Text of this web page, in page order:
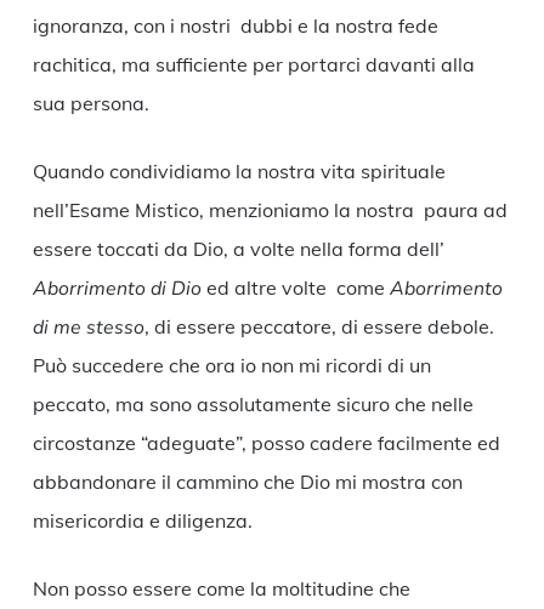
ignoranza, con i nostri dubbi e la nostra fede
rachitica, ma sufficiente per portarci davanti alla
sua persona.
Quando condividiamo la nostra vita spirituale
nell’Esame Mistico, menzioniamo la nostra paura ad
essere toccati da Dio, a volte nella forma dell’
Aborrimento di Dioed altre volte come Aborrimento
di me stesso, di essere peccatore, di essere debole.
Può succedere che ora io non mi ricordi di un
peccato, ma sono assolutamente sicuro che nelle
circostanze “adeguate”, posso cadere facilmente ed
abbandonare il cammino che Dio mi mostra con
misericordia e diligenza.
Non posso essere come la moltitudine che